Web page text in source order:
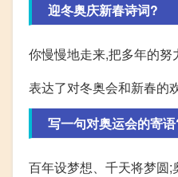
迎冬奥庆新春诗词?
你慢慢地走来,把多年的
表达了对冬奥会和新春的
写一句对奥运会的寄
百年设梦想、千天将梦圆